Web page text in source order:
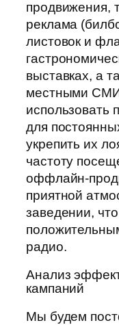
продвижения,
реклама
листовок и
выставках, а
местными
использовать
для
укрепить их
частоту
оффлайн-
приятной
заведении,
радио.
Анализ
кампаний
Мы будем